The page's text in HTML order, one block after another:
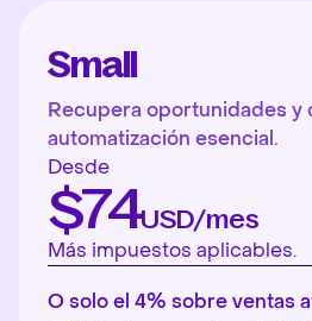
Small
Recupera oportunidades y
automatización esencial.
Desde
$74USD/mes
Más impuestos aplicables.
O solo el 4% sobre ventas